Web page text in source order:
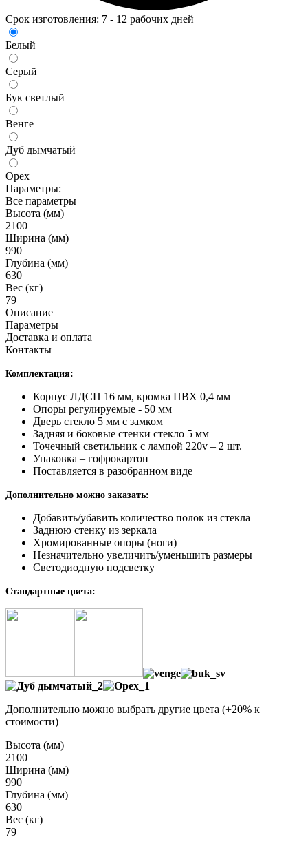
Срок изготовления: 7 - 12 рабочих дней
Белый
Серый
Бук светлый
Венге
Дуб дымчатый
Орех
Параметры:
Все параметры
Высота (мм)
2100
Ширина (мм)
990
Глубина (мм)
630
Вес (кг)
79
Описание
Параметры
Доставка и оплата
Контакты
Комплектация:
Корпус ЛДСП 16 мм, кромка ПВХ 0,4 мм
Опоры регулируемые - 50 мм
Дверь стекло 5 мм с замком
Задняя и боковые стенки стекло 5 мм
Точечный светильник с лампой 220v – 2 шт.
Упаковка – гофрокартон
Поставляется в разобранном виде
Дополнительно можно заказать:
Добавить/убавить количество полок из стекла
Заднюю стенку из зеркала
Хромированные опоры (ноги)
Незначительно увеличить/уменьшить размеры
Светодиодную подсветку
Стандартные цвета:
Дополнительно можно выбрать другие цвета (+20% к
стоимости)
Высота (мм)
2100
Ширина (мм)
990
Глубина (мм)
630
Вес (кг)
79